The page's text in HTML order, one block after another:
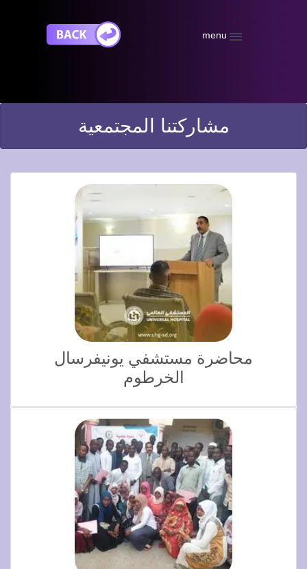
menu
مشاركتنا المجتمعية
محاضرة مستشفي يونيفرسال
الخرطوم